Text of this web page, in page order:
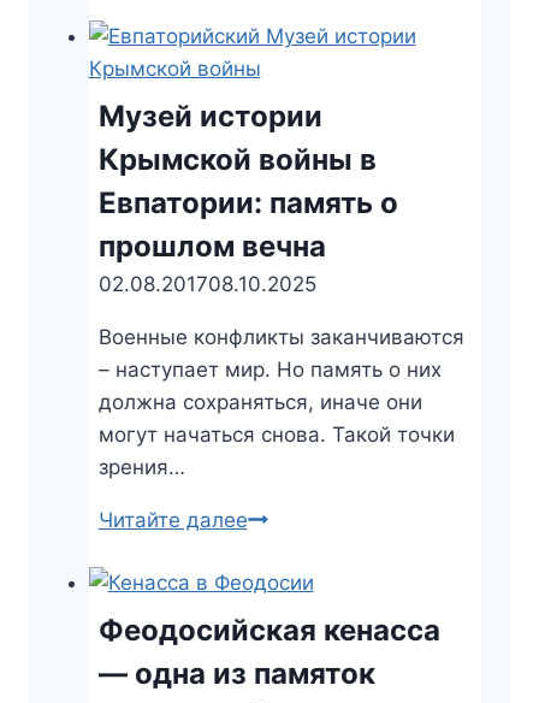
—
живописное
и
гора
близ
Музей истории
Крымской войны в
Евпатории: память о
прошлом вечна
02.08.201708.10.2025
Военные конфликты заканчиваются
– наступает мир. Но память о них
должна сохраняться, иначе они
могут начаться снова. Такой точки
зрения…
Читайте далееМузей
Крымской
в
Евпатории:
Феодосийская кенасса
— одна из памяток